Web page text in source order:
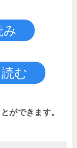
み
む
ができます。